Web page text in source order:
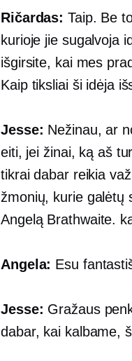
Ričardas: Taip. Be
kurioje jie sugalvoja
išgirsite, kai mes
Kaip tiksliai ši idėja
Jesse: Nežinau, ar
eiti, jei žinai, ką aš
tikrai dabar reikia
žmonių, kurie galėtų
Angelą Brathwaite.
Angela: Esu
Jesse: Gražaus
dabar, kai kalbame,